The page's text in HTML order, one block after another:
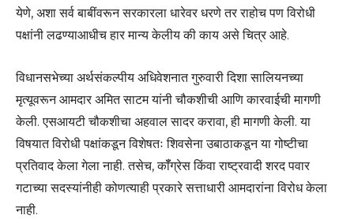
येणे, अशा सर्व बाबींवरून सरकारला धारेवर धरणे तर राहोच पण विरोधी
पक्षांनी लढण्याआधीच हार मान्य केलीय की काय असे चित्र आहे.
विधानसभेच्या अर्थसंकल्पीय अधिवेशनात गुरुवारी दिशा सालियनच्या
मृत्यूवरून आमदार अमित साटम यांनी चौकशीची आणि कारवाईची मागणी
केली. एसआयटी चौकशीचा अहवाल सादर करावा, ही मागणी केली. या
विषयात विरोधी पक्षांकडून विशेषतः शिवसेना उबाठाकडून या गोष्टीचा
प्रतिवाद केला गेला नाही. तसेच, कॉँग्रेस किंवा राष्ट्रवादी शरद पवार
गटाच्या सदस्यांनीही कोणत्याही प्रकारे सत्ताधारी आमदारांना विरोध केला
नाही.